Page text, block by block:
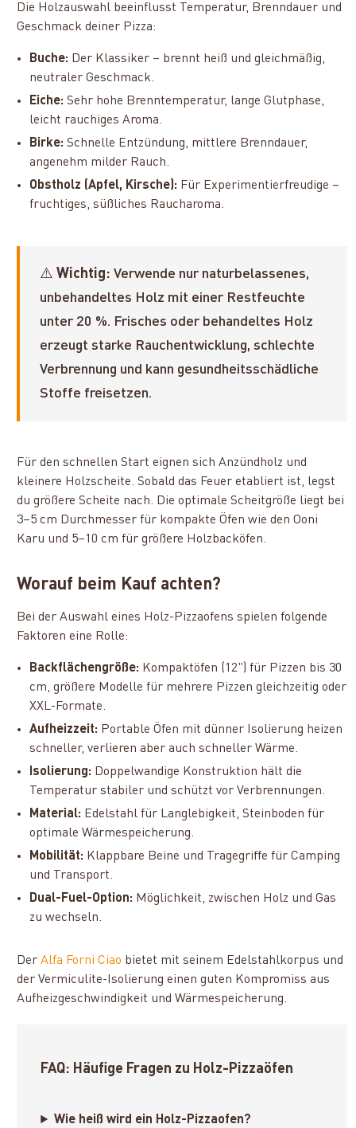
Die Holzauswahl beeinflusst Temperatur, Brenndauer und
Geschmack deiner Pizza:
Buche: Der Klassiker – brennt heiß und gleichmäßig,
neutraler Geschmack.
Eiche: Sehr hohe Brenntemperatur, lange Glutphase,
leicht rauchiges Aroma.
Birke: Schnelle Entzündung, mittlere Brenndauer,
angenehm milder Rauch.
Obstholz (Apfel, Kirsche): Für Experimentierfreudige –
fruchtiges, süßliches Raucharoma.
⚠️Wichtig: Verwende nur naturbelassenes,
unbehandeltes Holz mit einer Restfeuchte
unter 20 %. Frisches oder behandeltes Holz
erzeugt starke Rauchentwicklung, schlechte
Verbrennung und kann gesundheitsschädliche
Stoffe freisetzen.
Für den schnellen Start eignen sich Anzündholz und
kleinere Holzscheite. Sobald das Feuer etabliert ist, legst
du größere Scheite nach. Die optimale Scheitgröße liegt bei
3–5 cm Durchmesser für kompakte Öfen wie den Ooni
Karu und 5–10 cm für größere Holzbacköfen.
Worauf beim Kauf achten?
Bei der Auswahl eines Holz-Pizzaofens spielen folgende
Faktoren eine Rolle:
Backflächengröße: Kompaktöfen (12") für Pizzen bis 30
cm, größere Modelle für mehrere Pizzen gleichzeitig oder
XXL-Formate.
Aufheizzeit: Portable Öfen mit dünner Isolierung heizen
schneller, verlieren aber auch schneller Wärme.
Isolierung: Doppelwandige Konstruktion hält die
Temperatur stabiler und schützt vor Verbrennungen.
Material: Edelstahl für Langlebigkeit, Steinboden für
optimale Wärmespeicherung.
Mobilität: Klappbare Beine und Tragegriffe für Camping
und Transport.
Dual-Fuel-Option: Möglichkeit, zwischen Holz und Gas
zu wechseln.
DerAlfa Forni Ciao bietet mit seinem Edelstahlkorpus und
der Vermiculite-Isolierung einen guten Kompromiss aus
Aufheizgeschwindigkeit und Wärmespeicherung.
FAQ: Häufige Fragen zu Holz-Pizzaöfen
Wie heiß wird ein Holz-Pizzaofen?